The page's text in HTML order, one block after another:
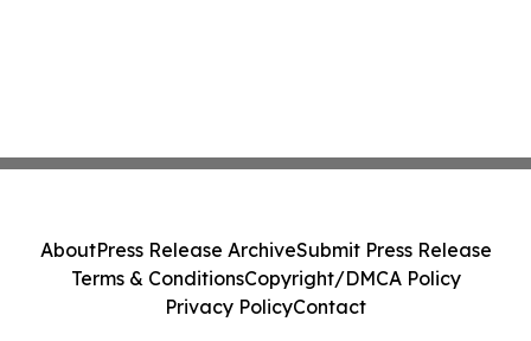
AboutPress Release ArchiveSubmit Press Release
Terms & ConditionsCopyright/DMCA Policy
Privacy PolicyContact